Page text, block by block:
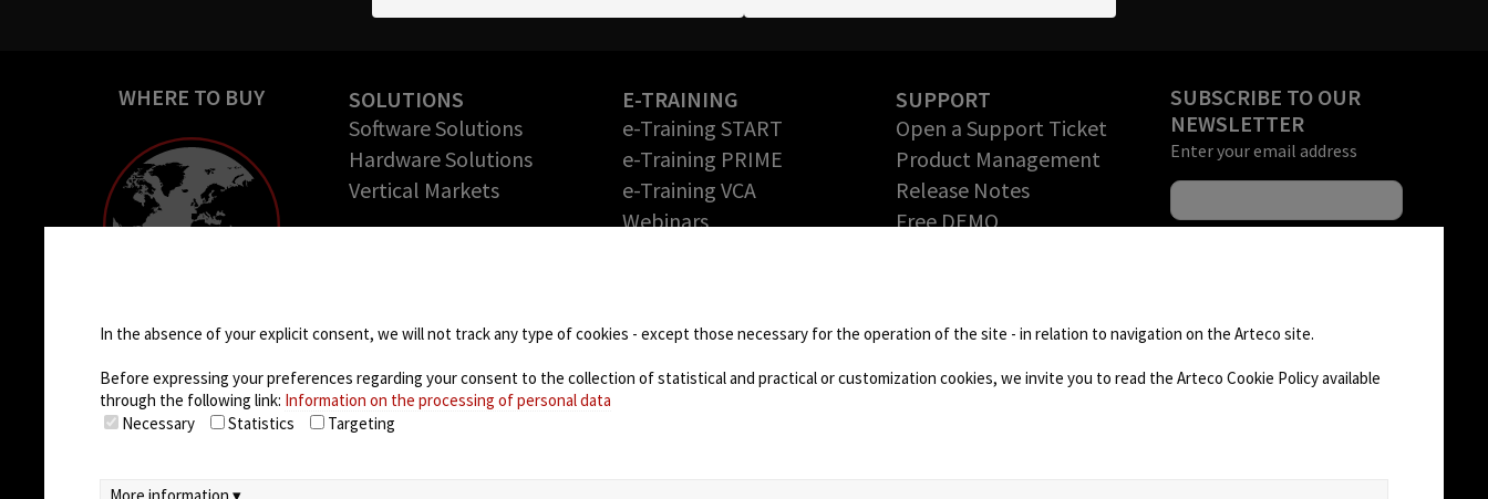
WHERE TO BUY
SOLUTIONS
Software Solutions
Hardware Solutions
Vertical Markets
COMPANY
Careers
E-TRAINING
e-Training START
e-Training PRIME
e-Training VCA
Webinars
Partner Program – Grow
your Business with us
SUPPORT
Open a Support Ticket
Product Management
Release Notes
Free DEMO
DOWNLOAD AREA
SUBSCRIBE TO OUR
NEWSLETTER
Enter your email address
In the absence of your explicit consent, we will not track any type of cookies - except those necessary for the operation of the site - in relation to navigation on the Arteco site.
Before expressing your preferences regarding your consent to the collection of statistical and practical or customization cookies, we invite you to read the Arteco Cookie Policy available
through the following link: Information on the processing of personal data
Necessary
Statistics Targeting